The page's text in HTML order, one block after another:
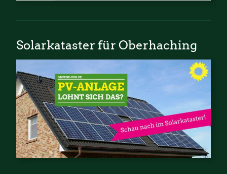
Solarkataster für Oberhaching